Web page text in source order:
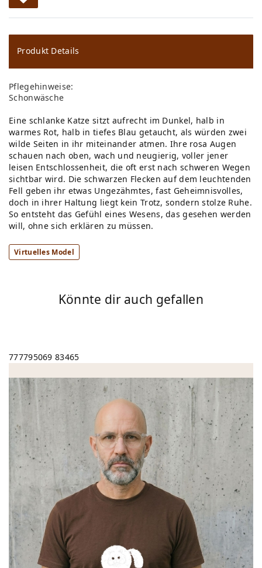
W
u
ns
ch
lis
te
Produkt Details
Pflegehinweise:
Schonwäsche
Eine schlanke Katze sitzt aufrecht im Dunkel, halb in
warmes Rot, halb in tiefes Blau getaucht, als würden zwei
wilde Seiten in ihr miteinander atmen. Ihre rosa Augen
schauen nach oben, wach und neugierig, voller jener
leisen Entschlossenheit, die oft erst nach schweren Wegen
sichtbar wird. Die schwarzen Flecken auf dem leuchtenden
Fell geben ihr etwas Ungezähmtes, fast Geheimnisvolles,
doch in ihrer Haltung liegt kein Trotz, sondern stolze Ruhe.
So entsteht das Gefühl eines Wesens, das gesehen werden
will, ohne sich erklären zu müssen.
Virtuelles Model
Könnte dir auch gefallen
777795069 83465